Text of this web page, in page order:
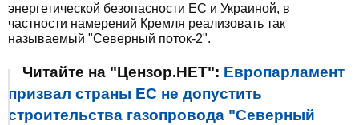
энергетической безопасности ЕС и Украиной, в
частности намерений Кремля реализовать так
называемый "Северный поток-2".
Читайте на "Цензор.НЕТ": Европарламент
призвал страны ЕС не допустить
строительства газопровода "Северный